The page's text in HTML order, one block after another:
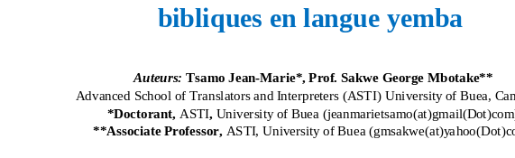
Auteurs: Tsamo Jean-Marie*, Prof. Sakwe George Mbotake**
Advanced School of Translators and Interpreters (ASTI) University of Buea,
*Doctorant, ASTI, University of Buea (jeanmarietsamo(at)gmail(Dot)
**Associate Professor, ASTI, University of Buea (gmsakwe(at)yahoo(Dot)
bibliques en langue yemba